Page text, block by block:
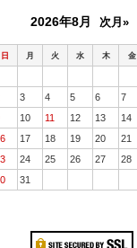
2026年8月 次月»
日 月 火 水 木 金
3 4 5 6 7
10 11 12 13 14
17 18 19 20 21
24 25 26 27 28
31